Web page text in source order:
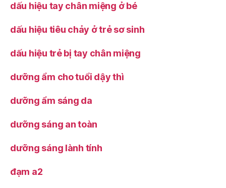
dấu hiệu tay chân miệng ở bé
dấu hiệu tiêu chảy ở trẻ sơ sinh
dấu hiệu trẻ bị tay chân miệng
dưỡng ẩm cho tuổi dậy thì
dưỡng ẩm sáng da
dưỡng sáng an toàn
dưỡng sáng lành tính
đạm a2